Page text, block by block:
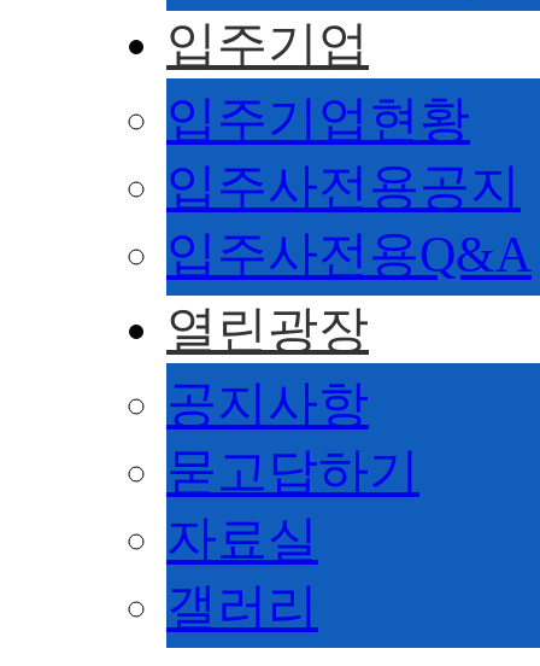
입주기업
입주기업현황
입주사전용공지
입주사전용Q&A
열린광장
공지사항
묻고답하기
자료실
갤러리